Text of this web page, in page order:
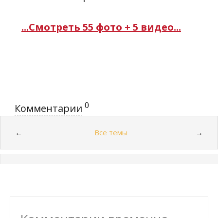
...Смотреть 55 фото + 5 видео...
Комментарии 0
← Все темы →